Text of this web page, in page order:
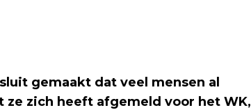
gemaakt dat veel mensen al
ze zich heeft afgemeld voor het WK,